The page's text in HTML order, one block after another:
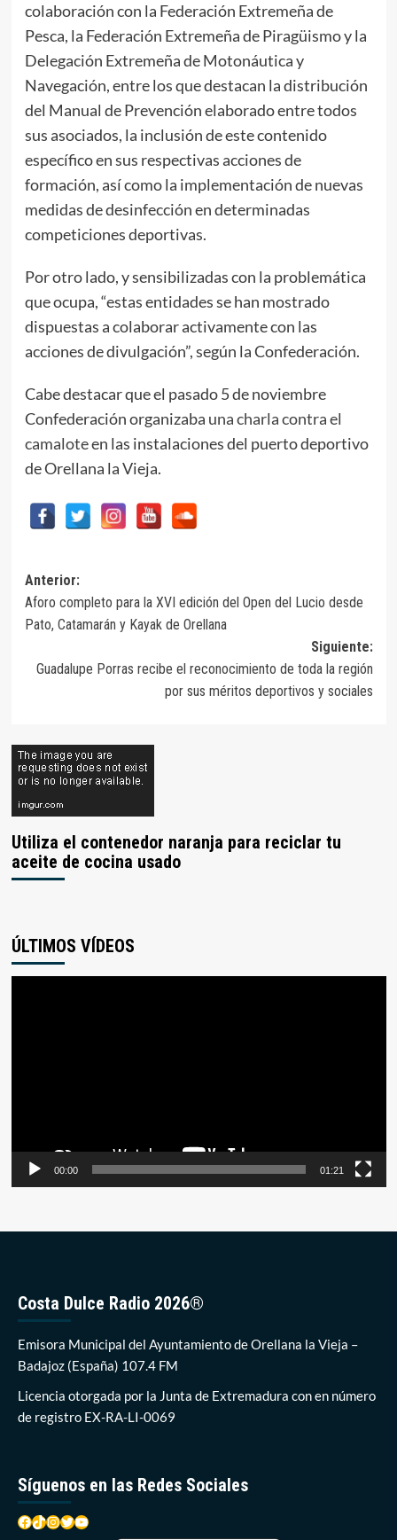
colaboración con la Federación Extremeña de
Pesca, la Federación Extremeña de Piragüismo y la
Delegación Extremeña de Motonáutica y
Navegación, entre los que destacan la distribución
del Manual de Prevención elaborado entre todos
sus asociados, la inclusión de este contenido
específico en sus respectivas acciones de
formación, así como la implementación de nuevas
medidas de desinfección en determinadas
competiciones deportivas.
Por otro lado, y sensibilizadas con la problemática
que ocupa, “estas entidades se han mostrado
dispuestas a colaborar activamente con las
acciones de divulgación”, según la Confederación.
Cabe destacar que el pasado 5 de noviembre
Confederación organizaba una charla contra el
camaloteen las instalaciones del puerto deportivo
de Orellana la Vieja.
Navegación
de
entradas
Anterior:
Aforo completo para la XVI edición del Open del Lucio desde
Pato, Catamarán y Kayak de Orellana
Siguiente:
Guadalupe Porras recibe el reconocimiento de toda la región
por sus méritos deportivos y sociales
Utiliza el contenedor naranja para reciclar tu
aceite de cocina usado
ÚLTIMOS VÍDEOS
00:00 01:21
Costa Dulce Radio 2026®
Emisora Municipal del Ayuntamiento de Orellana la Vieja –
Badajoz (España) 107.4 FM
Licencia otorgada por la Junta de Extremadura con en número
de registro EX-RA-LI-0069
Síguenos en las Redes Sociales
Facebook
TikTok
Instagram
Twitter
YouTube